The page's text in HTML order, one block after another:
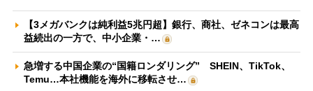
【3メガバンクは純利益5兆円超】銀行、商社、ゼネコンは最高
益続出の一方で、中小企業・…
急増する中国企業の“国籍ロンダリング” SHEIN、TikTok、
Temu…本社機能を海外に移転させ…